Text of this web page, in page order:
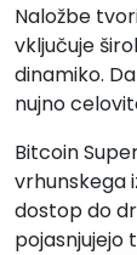
Naložbe
vključuje
dinamiko.
nujno
Bitcoin
vrhunskega
dostop do
pojasnjujejo